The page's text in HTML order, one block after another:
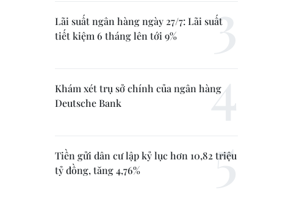
Lãi suất ngân hàng ngày 27/7: Lãi suất
tiết kiệm 6 tháng lên tới 9%
Khám xét trụ sở chính của ngân hàng
Deutsche Bank
Tiền gửi dân cư lập kỷ lục hơn 10,82 triệu
tỷ đồng, tăng 4,76%